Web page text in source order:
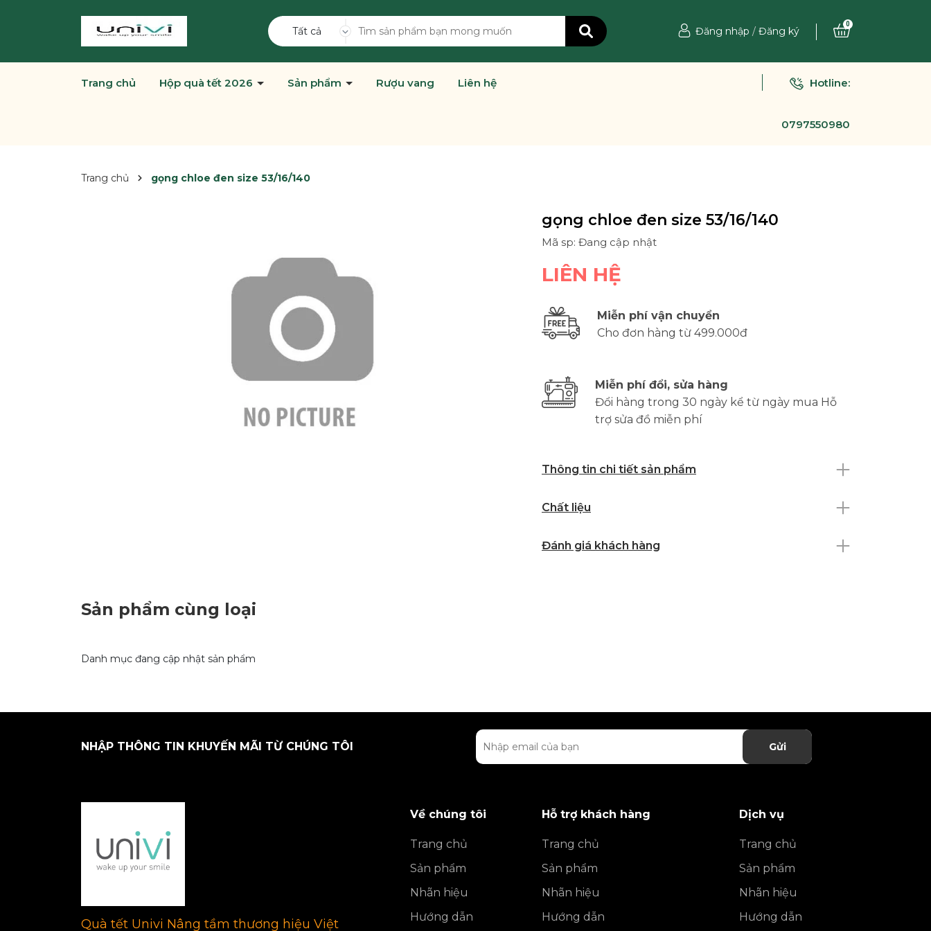
Tất cả Đăng nhập / Đăng ký
0
Trang chủ Hộp quà tết 2026 Sản phẩm Rượu vang Liên hệ Hotline:
0797550980
Trang chủ gọng chloe đen size 53/16/140
gọng chloe đen size 53/16/140
Mã sp: Đang cập nhật
LIÊN HỆ
Miễn phí vận chuyển
Cho đơn hàng từ 499.000đ
Miễn phí đổi, sửa hàng
Đổi hàng trong 30 ngày kể từ ngày mua Hỗ
trợ sửa đồ miễn phí
Thông tin chi tiết sản phẩm
Chất liệu
Đánh giá khách hàng
Sản phẩm cùng loại
Danh mục đang cập nhật sản phẩm
NHẬP THÔNG TIN KHUYẾN MÃI TỪ CHÚNG TÔI Gửi
Quà tết Univi Nâng tầm thương hiệu Việt
Về chúng tôi
Trang chủ
Sản phẩm
Nhãn hiệu
Hướng dẫn
Hỗ trợ khách hàng
Trang chủ
Sản phẩm
Nhãn hiệu
Hướng dẫn
Dịch vụ
Trang chủ
Sản phẩm
Nhãn hiệu
Hướng dẫn